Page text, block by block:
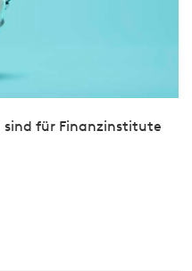
sind für Finanzinstitute